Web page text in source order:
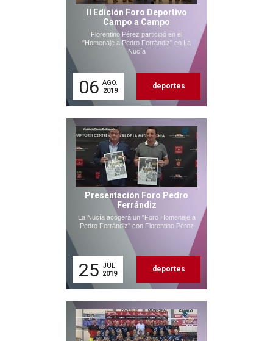
II Edición Foro Deportivo
Campo a Campo
Florentino Pérez participó en el
"Homenaje a Pedro Ferrándiz" en La
Nucía
06 AGO.
2019
deportes
Presentación Foro Pedro
Ferrándiz
La Nucía acogerá un "Foro Homenaje a
Pedro Ferrándiz" con Florentino Pérez
25 JUL.
2019
deportes